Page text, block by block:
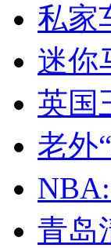
山西运城恶
女孩北京地
外交部：反
私家
迷你
英国
老外
青岛